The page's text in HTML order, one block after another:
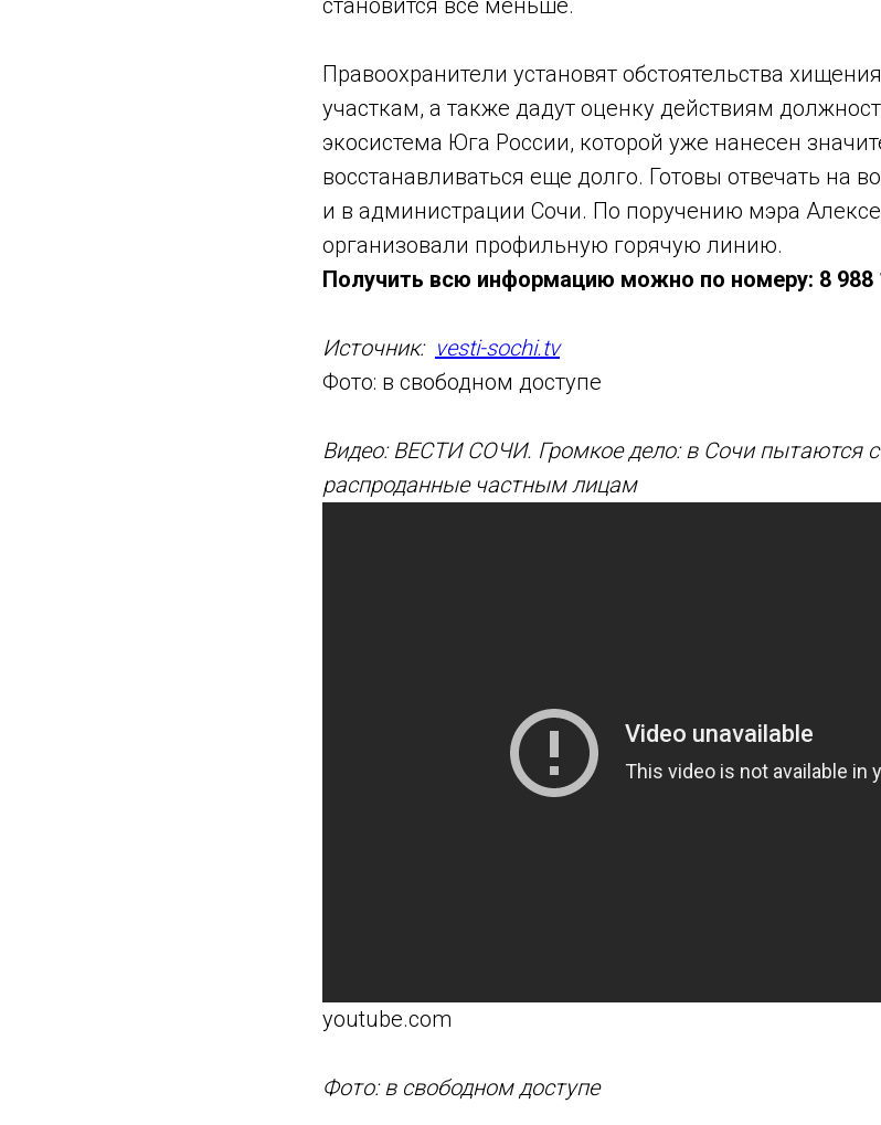
становится все меньше.
Правоохранители установят обстоятельства
участкам, а также дадут оценку действиям
экосистема Юга России, которой уже нанесен
восстанавливаться еще долго. Готовы отвечать на
и в администрации Сочи. По поручению мэра
организовали профильную горячую линию.
Получить всю информацию можно по номеру: 8 988
Источник: vesti-sochi.tv
Фото: в свободном доступе
Видео: ВЕСТИ СОЧИ. Громкое дело: в Сочи пытаются
распроданные частным лицам
youtube.com
Фото: в свободном доступе